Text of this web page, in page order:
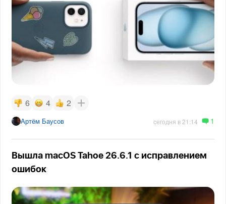
6 4 2
Артём Баусов сегодня в 21:14 1
Вышла macOS Tahoe 26.6.1 с исправлением
ошибок